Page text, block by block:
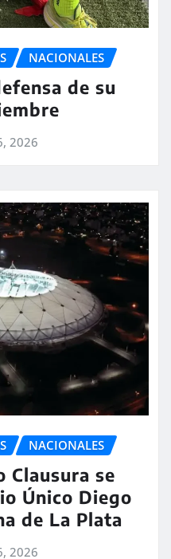
NACIONALES
de su
2026
NACIONALES
Clausura se
Único Diego
de La Plata
2026